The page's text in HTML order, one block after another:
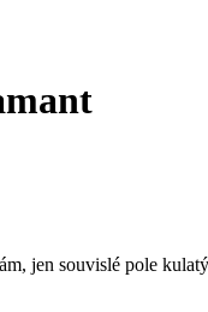
jen souvislé pole